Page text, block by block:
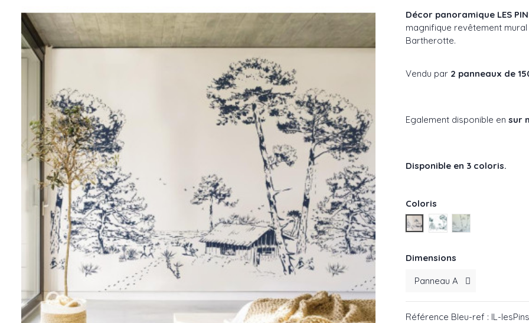
Décor panoramique LES
magnifique revêtement
Bartherotte.
Vendu par 2 panneaux de
Egalement disponible en sur
Disponible en 3 coloris.
Coloris
Bleu-ref : IL-lesPins
Vert-ref : IL-lesPins
Gris-ref : IL-
Dimensions
Référence Bleu-ref : IL-